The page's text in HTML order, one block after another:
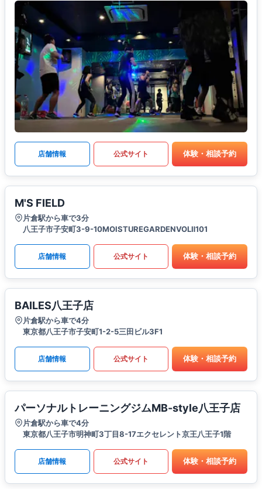
店舗情報 公式サイト 体験・相談予約
M'S FIELD
片倉駅から車で3分
八王子市子安町3-9-10MOISTUREGARDENVOLⅡ101
店舗情報 公式サイト 体験・相談予約
BAILES八王子店
片倉駅から車で4分
東京都八王子市子安町1-2-5三田ビル3F1
店舗情報 公式サイト 体験・相談予約
パーソナルトレーニングジムMB-style八王子店
片倉駅から車で4分
東京都八王子市明神町3丁目8-17エクセレント京王八王子1階
店舗情報 公式サイト 体験・相談予約